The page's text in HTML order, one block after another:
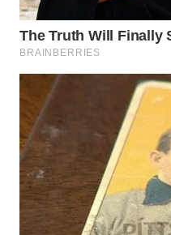
BORNEO
Wahana
Group
WAHANA
NEWS
WAHANA
TANI